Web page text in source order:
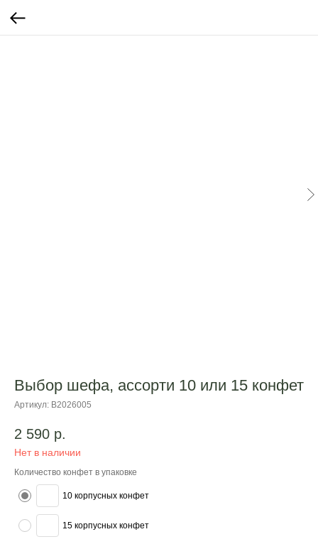
Выбор шефа, ассорти 10 или 15 конфет
Артикул: В2026005
2 590 р.
Нет в наличии
Количество конфет в упаковке
10 корпусных конфет
15 корпусных конфет